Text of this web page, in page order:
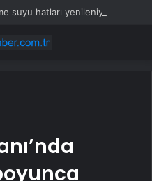
suyu hatları yenileniyor